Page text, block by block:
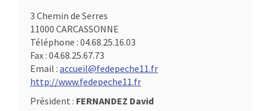
3 Chemin de Serres
11000 CARCASSONNE
Téléphone : 04.68.25.16.03
Fax : 04.68.25.67.73
Email : accueil@fedepeche11.fr
http://www.fedepeche11.fr
Président : FERNANDEZ David